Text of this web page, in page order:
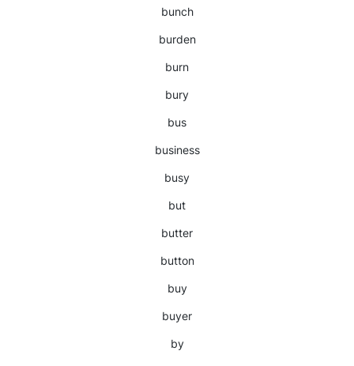
bunch
burden
burn
bury
bus
business
busy
but
butter
button
buy
buyer
by